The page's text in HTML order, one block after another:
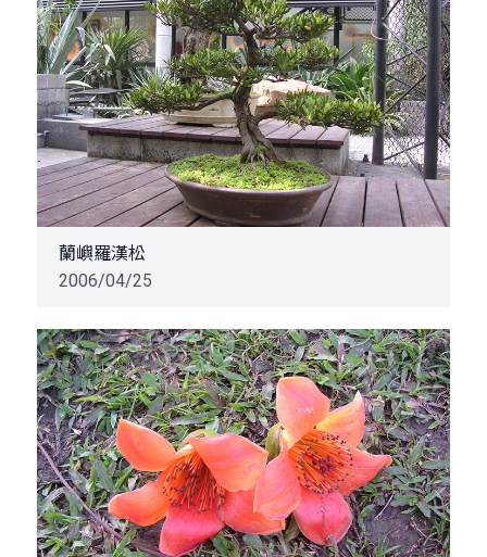
蘭嶼羅漢松
2006/04/25